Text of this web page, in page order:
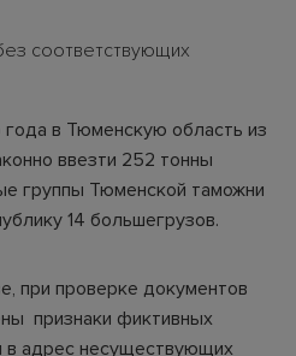
соответствующих
в Тюменскую область из
ввезти 252 тонны
группы Тюменской таможни
14 большегрузов.
при проверке документов
признаки фиктивных
в адрес несуществующих